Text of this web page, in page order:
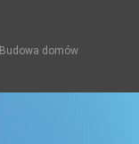
domów